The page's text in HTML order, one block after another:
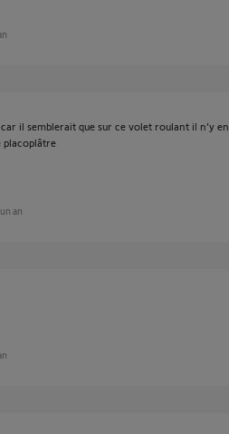
il semblerait que sur ce volet roulant il n’y en
placoplâtre
an